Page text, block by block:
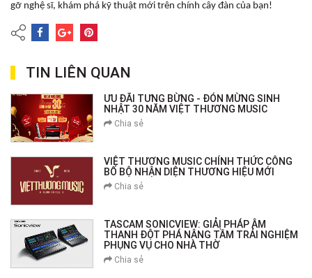
gỡ nghệ sĩ, khám phá kỹ thuật mới trên chính cây đàn của bạn!
TIN LIÊN QUAN
ƯU ĐÃI TƯNG BỪNG - ĐÓN MỪNG SINH
NHẬT 30 NĂM VIỆT THƯƠNG MUSIC
Chia sẻ
VIỆT THƯƠNG MUSIC CHÍNH THỨC CÔNG
BỐ BỘ NHẬN DIỆN THƯƠNG HIỆU MỚI
Chia sẻ
TASCAM SONICVIEW: GIẢI PHÁP ÂM
THANH ĐỘT PHÁ NÂNG TẦM TRẢI NGHIỆM
PHỤNG VỤ CHO NHÀ THỜ
Chia sẻ